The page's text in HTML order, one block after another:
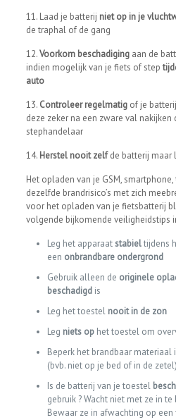
11. Laad je batterij niet op in je
de traphal of de gang
12.Voorkom beschadigingaan de
indien mogelijk van je fiets of step
auto
13. Controleer regelmatigof je
deze zeker na een zware val
stephandelaar
14. Herstel nooit zelfde batterij maar
Het opladen van je GSM,
dezelfde brandrisico’s met zich
voor het opladen van je fietsbatterij
volgende bijkomende veiligheidstips
Leg het apparaat stabieltijdens
een onbrandbare ondergrond
Gebruik alleen de originele
beschadigdis
Leg het toestel nooit in de zon
Leg niets ophet toestel om
Beperk het brandbaar
(bvb. niet op je bed of in de zetel)
Is de batterij van je toestel
gebruik ? Wacht niet met ze in
Bewaar ze in afwachting op